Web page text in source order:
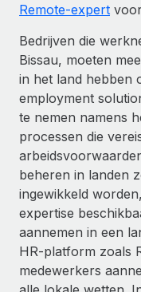
Remote-expert
Bedrijven die
Bissau, moeten
in het land hebben
employment
te nemen namens
processen die
beheren in landen
ingewikkeld
expertise
aannemen in een
HR-platform zoals
medewerkers